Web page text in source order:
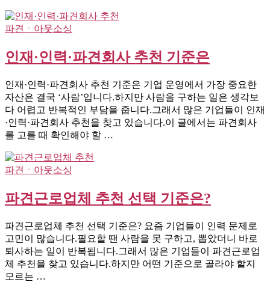
파견ㆍ아웃소싱
인재·인력·파견회사 추천 기준은
인재·인력·파견회사 추천 기준은 기업 운영에서 가장 중요한
자산은 결국 ‘사람’입니다.하지만 사람을 구하는 일은 생각보
다 어렵고 반복적인 부담을 줍니다.그래서 많은 기업들이 인재
·인력·파견회사 추천을 찾고 있습니다.이 글에서는 파견회사
를 고를 때 확인해야 할 …
파견ㆍ아웃소싱
파견근로업체 추천 선택 기준은?
파견근로업체 추천 선택 기준은? 요즘 기업들이 인력 문제로
고민이 많습니다.필요할 땐 사람을 못 구하고, 뽑았더니 바로
퇴사하는 일이 반복됩니다.그래서 많은 기업들이 파견근로업
체 추천을 찾고 있습니다.하지만 어떤 기준으로 골라야 할지
모르는 …